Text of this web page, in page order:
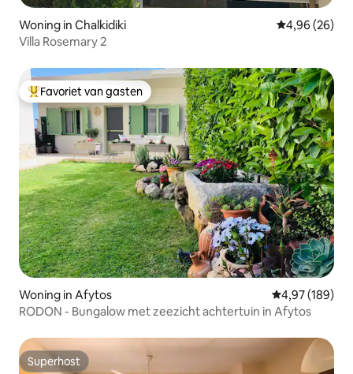
Woning in Chalkidiki Gemiddelde
4,96 (26)
Villa Rosemary 2
Topfavoriet van gasten
Favoriet van gasten
Woning in Afytos Gemiddelde
4,97 (189)
RODON - Bungalow met zeezicht achtertuin in Afytos
Superhost
Superhost